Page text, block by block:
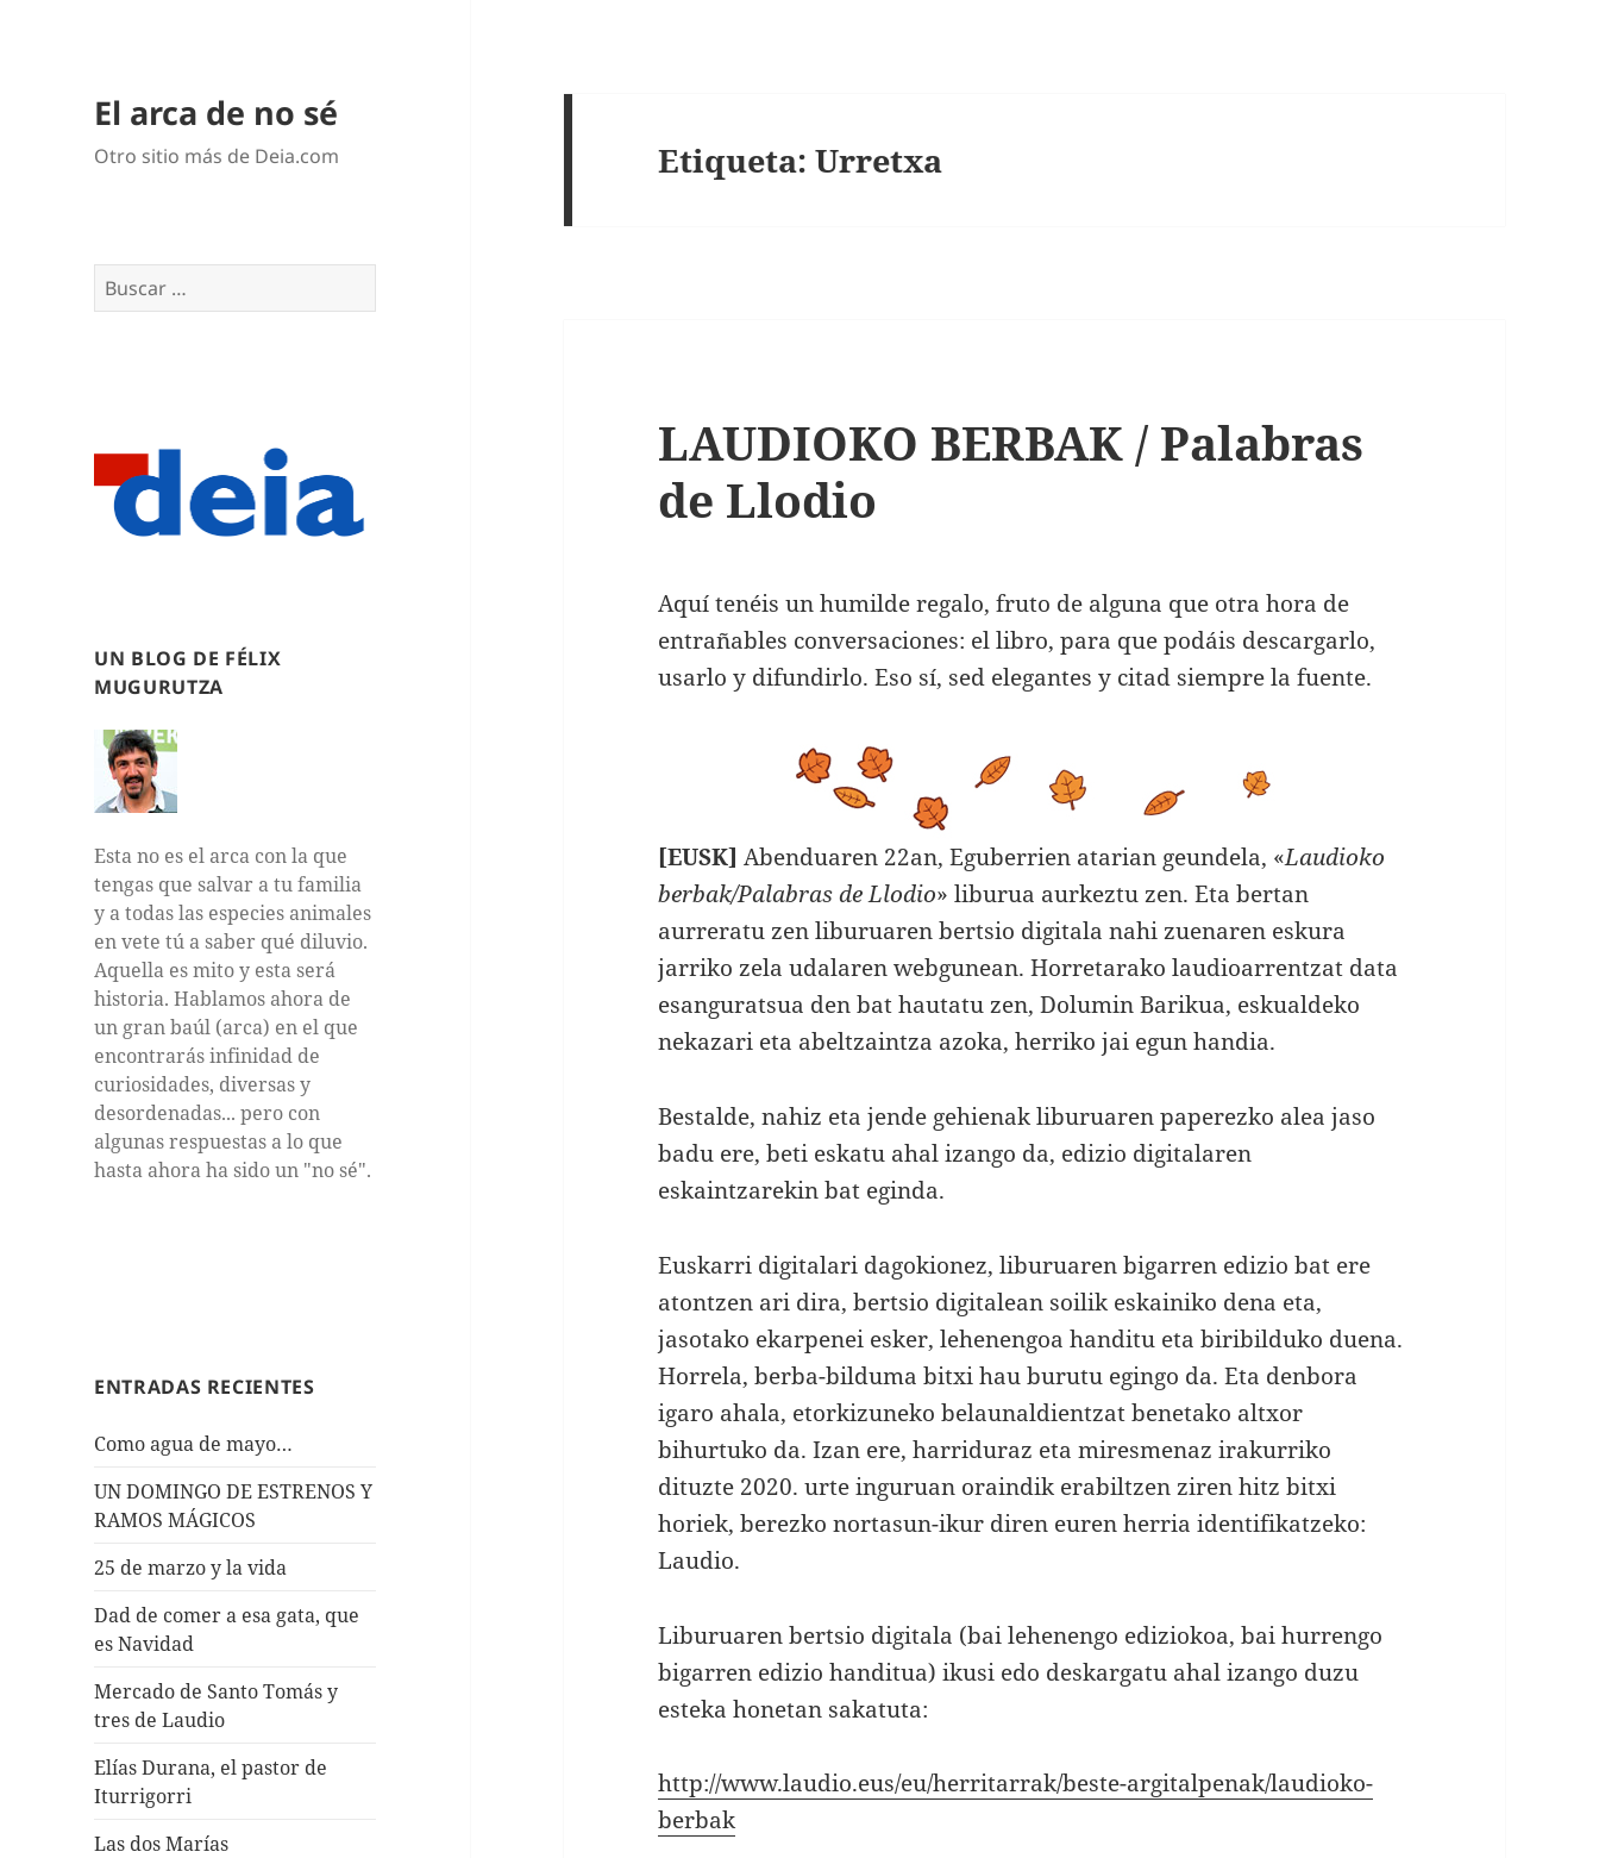
El arca de no sé
Otro sitio más de Deia.com
Buscar:
UN BLOG DE FÉLIX
MUGURUTZA
Esta no es el arca con la que
tengas que salvar a tu familia
y a todas las especies animales
en vete tú a saber qué diluvio.
Aquella es mito y esta será
historia. Hablamos ahora de
un gran baúl (arca) en el que
encontrarás infinidad de
curiosidades, diversas y
desordenadas... pero con
algunas respuestas a lo que
hasta ahora ha sido un "no sé".
ENTRADAS RECIENTES
Como agua de mayo…
UN DOMINGO DE ESTRENOS Y
RAMOS MÁGICOS
25 de marzo y la vida
Dad de comer a esa gata, que
es Navidad
Mercado de Santo Tomás y
tres de Laudio
Elías Durana, el pastor de
Iturrigorri
Las dos Marías
Etiqueta:Urretxa
LAUDIOKO BERBAK / Palabras
de Llodio
Aquí tenéis un humilde regalo, fruto de alguna que otra hora de
entrañables conversaciones: el libro, para que podáis descargarlo,
usarlo y difundirlo. Eso sí, sed elegantes y citad siempre la fuente.
[EUSK] Abenduaren 22an, Eguberrien atarian geundela, «Laudioko
berbak/Palabras de Llodio» liburua aurkeztu zen. Eta bertan
aurreratu zen liburuaren bertsio digitala nahi zuenaren eskura
jarriko zela udalaren webgunean. Horretarako laudioarrentzat data
esanguratsua den bat hautatu zen, Dolumin Barikua, eskualdeko
nekazari eta abeltzaintza azoka, herriko jai egun handia.
Bestalde, nahiz eta jende gehienak liburuaren paperezko alea jaso
badu ere, beti eskatu ahal izango da, edizio digitalaren
eskaintzarekin bat eginda.
Euskarri digitalari dagokionez, liburuaren bigarren edizio bat ere
atontzen ari dira, bertsio digitalean soilik eskainiko dena eta,
jasotako ekarpenei esker, lehenengoa handitu eta biribilduko duena.
Horrela, berba-bilduma bitxi hau burutu egingo da. Eta denbora
igaro ahala, etorkizuneko belaunaldientzat benetako altxor
bihurtuko da. Izan ere, harriduraz eta miresmenaz irakurriko
dituzte 2020. urte inguruan oraindik erabiltzen ziren hitz bitxi
horiek, berezko nortasun-ikur diren euren herria identifikatzeko:
Laudio.
Liburuaren bertsio digitala (bai lehenengo ediziokoa, bai hurrengo
bigarren edizio handitua) ikusi edo deskargatu ahal izango duzu
esteka honetan sakatuta:
http://www.laudio.eus/eu/herritarrak/beste-argitalpenak/laudioko-
berbak